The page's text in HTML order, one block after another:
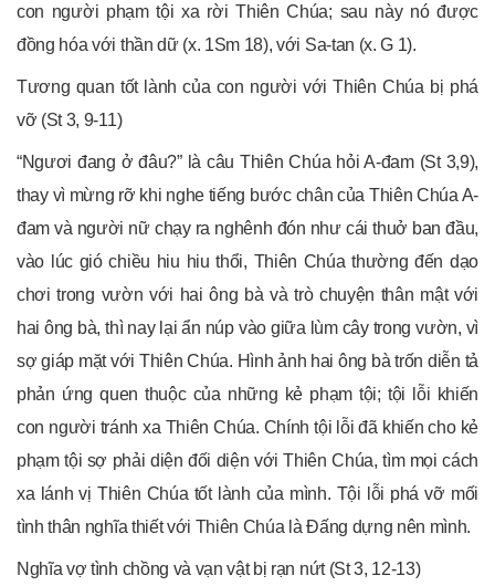
con người phạm tội xa rời Thiên Chúa; sau này nó được
đồng hóa với thần dữ (x. 1Sm 18), với Sa-tan (x. G 1).
Tương quan tốt lành của con người với Thiên Chúa bị phá
vỡ (St 3, 9-11)
“Ngươi đang ở đâu?” là câu Thiên Chúa hỏi A-đam (St 3,9),
thay vì mừng rỡ khi nghe tiếng bước chân của Thiên Chúa A-
đam và người nữ chạy ra nghênh đón như cái thuở ban đầu,
vào lúc gió chiều hiu hiu thổi, Thiên Chúa thường đến dạo
chơi trong vườn với hai ông bà và trò chuyện thân mật với
hai ông bà, thì nay lại ẩn núp vào giữa lùm cây trong vườn, vì
sợ giáp mặt với Thiên Chúa. Hình ảnh hai ông bà trốn diễn tả
phản ứng quen thuộc của những kẻ phạm tội; tội lỗi khiến
con người tránh xa Thiên Chúa. Chính tội lỗi đã khiến cho kẻ
phạm tội sợ phải diện đối diện với Thiên Chúa, tìm mọi cách
xa lánh vị Thiên Chúa tốt lành của mình. Tội lỗi phá vỡ mối
tình thân nghĩa thiết với Thiên Chúa là Đấng dựng nên mình.
Nghĩa vợ tình chồng và vạn vật bị rạn nứt (St 3, 12-13)